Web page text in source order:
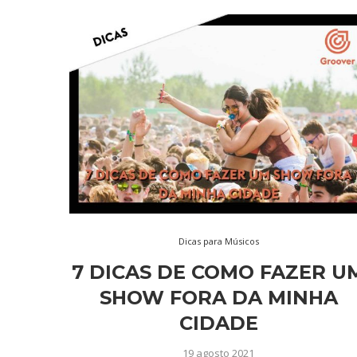
Dicas para Músicos
7 DICAS DE COMO FAZER
SHOW FORA DA MINHA
CIDADE
19 agosto 2021